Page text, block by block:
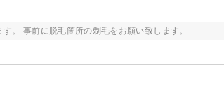
。 事前に脱毛箇所の剃毛をお願い致します。